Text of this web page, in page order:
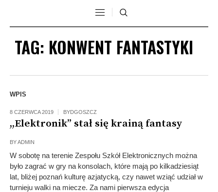
TAG: KONWENT FANTASTYKI
WPIS
8 CZERWCA 2019 BYDGOSZCZ
,,Elektronik” stał się krainą fantasy
BYADMIN
W sobotę na terenie Zespołu Szkół Elektronicznych można
było zagrać w gry na konsolach, które mają po kilkadziesiąt
lat, bliżej poznań kulturę azjatycką, czy nawet wziąć udział w
turnieju walki na miecze. Za nami pierwsza edycja